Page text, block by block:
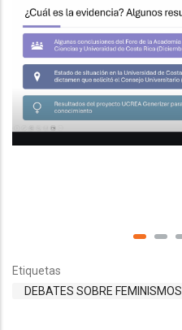
Etiquetas
DEBATES SOBRE FEMINISMOS